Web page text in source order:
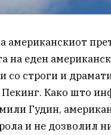
американскиот
на еден
со строги и
Како што
Гудин,
и не дозволил